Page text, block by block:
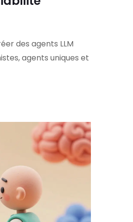
des agents LLM
agents uniques et